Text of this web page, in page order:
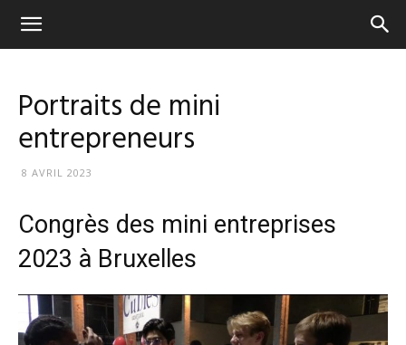
Simone
Portraits de mini
entrepreneurs
8 AVRIL 2023
Congrès des mini entreprises
2023 à Bruxelles